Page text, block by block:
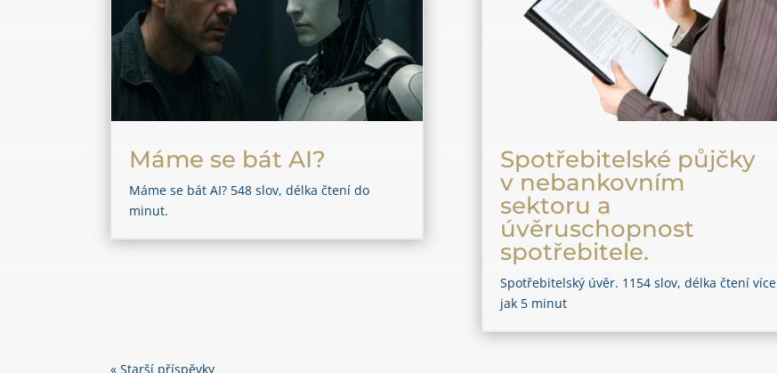
Máme se bát AI?
Máme se bát AI? 548 slov, délka čtení do
minut.
Spotřebitelské půjčky
v nebankovním
sektoru a
úvěruschopnost
spotřebitele.
Spotřebitelský úvěr. 1154 slov, délka čtení více
jak 5 minut
« Starší příspěvky